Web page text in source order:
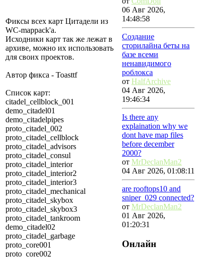
Фиксы всех карт Цитадели из
WC-mappack'а.
Исходники карт так же лежат в
архиве, можно их использовать
для своих проектов.
Автор фикса - Toasttf
Список карт:
citadel_cellblock_001
demo_citadel01
demo_citadelpipes
proto_citadel_002
proto_citadel_cellblock
proto_citadel_advisors
proto_citadel_consul
proto_citadel_interior
proto_citadel_interior2
proto_citadel_interior3
proto_citadel_mechanical
proto_citadel_skybox
proto_citadel_skybox3
proto_citadel_tankroom
demo_citadel02
proto_citadel_garbage
proto_core001
proto_core002
06 Авг 2026,
14:48:58
Создание
сторилайна беты на
базе всеми
ненавидимого
роблокса
от HalfArchive
04 Авг 2026,
19:46:34
Is there any
explaination why we
dont have map files
before december
2000?
от MrDeclanMan2
04 Авг 2026, 01:08:11
are rooftops10 and
sniper_029 connected?
от MrDeclanMan2
01 Авг 2026,
01:20:31
Онлайн